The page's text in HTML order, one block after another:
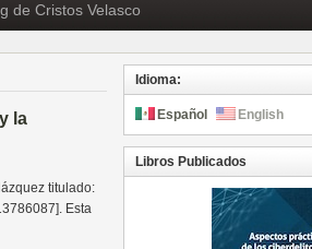
de Cristos Velasco
la
titulado:
Esta
Idioma:
Español English
Libros Publicados